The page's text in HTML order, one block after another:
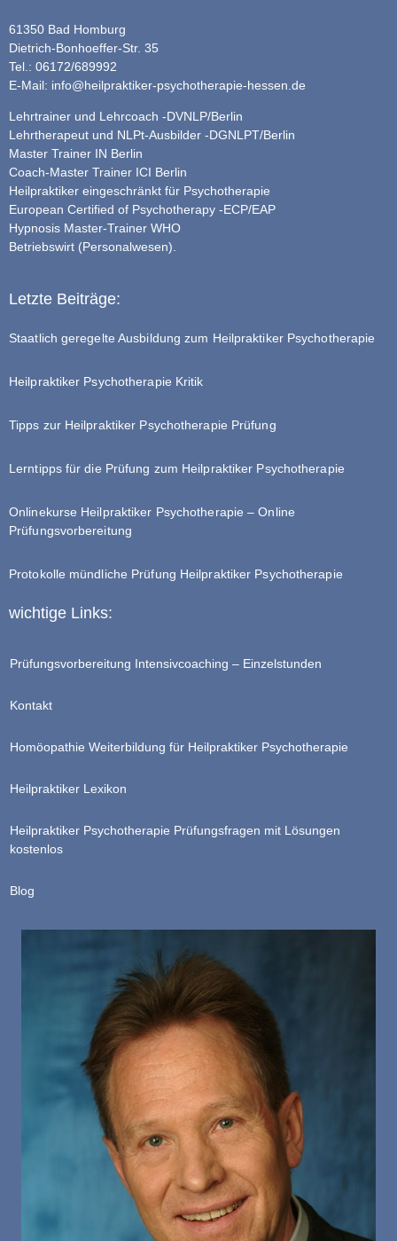
61350 Bad Homburg
Dietrich-Bonhoeffer-Str. 35
Tel.: 06172/689992
E-Mail: info@heilpraktiker-psychotherapie-hessen.de
Lehrtrainer und Lehrcoach -DVNLP/Berlin
Lehrtherapeut und NLPt-Ausbilder -DGNLPT/Berlin
Master Trainer IN Berlin
Coach-Master Trainer ICI Berlin
Heilpraktiker eingeschränkt für Psychotherapie
European Certified of Psychotherapy -ECP/EAP
Hypnosis Master-Trainer WHO
Betriebswirt (Personalwesen).
Letzte Beiträge:
Staatlich geregelte Ausbildung zum Heilpraktiker Psychotherapie
Heilpraktiker Psychotherapie Kritik
Tipps zur Heilpraktiker Psychotherapie Prüfung
Lerntipps für die Prüfung zum Heilpraktiker Psychotherapie
Onlinekurse Heilpraktiker Psychotherapie – Online
Prüfungsvorbereitung
Protokolle mündliche Prüfung Heilpraktiker Psychotherapie
wichtige Links:
Prüfungsvorbereitung Intensivcoaching – Einzelstunden
Kontakt
Homöopathie Weiterbildung für Heilpraktiker Psychotherapie
Heilpraktiker Lexikon
Heilpraktiker Psychotherapie Prüfungsfragen mit Lösungen
kostenlos
Blog